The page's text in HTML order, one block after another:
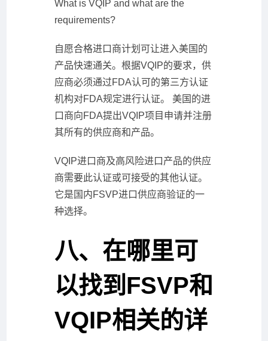
What is VQIP and what are the
requirements?
自愿合格进口商计划可让进入美国的
产品快速通关。根据VQIP的要求，供
应商必须通过FDA认可的第三方认证
机构对FDA规定进行认证。 美国的进
口商向FDA提出VQIP项目申请并注册
其所有的供应商和产品。
VQIP进口商及高风险进口产品的供应
商需要此认证或可接受的其他认证。
它是国内FSVP进口供应商验证的一
种选择。
八、在哪里可
以找到FSVP和
VQIP相关的详